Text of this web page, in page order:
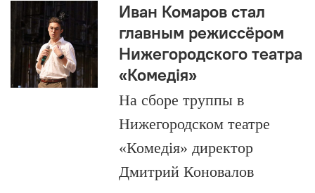
Иван Комаров стал
главным режиссёром
Нижегородского театра
«Комедiя»
На сборе труппы в
Нижегородском театре
«Комедiя» директор
Дмитрий Коновалов